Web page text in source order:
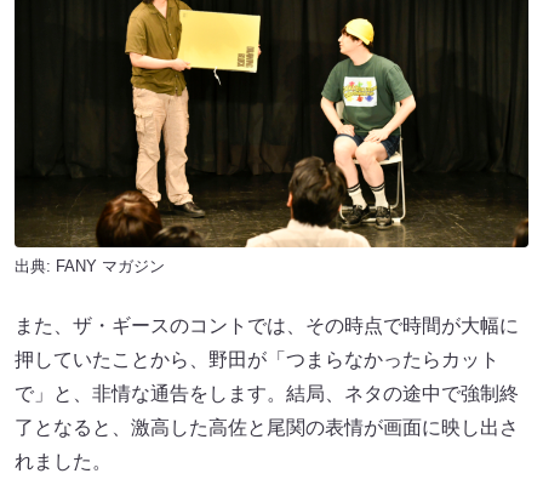
出典: FANY マガジン
また、ザ・ギースのコントでは、その時点で時間が大幅に
押していたことから、野田が「つまらなかったらカット
で」と、非情な通告をします。結局、ネタの途中で強制終
了となると、激高した高佐と尾関の表情が画面に映し出さ
れました。